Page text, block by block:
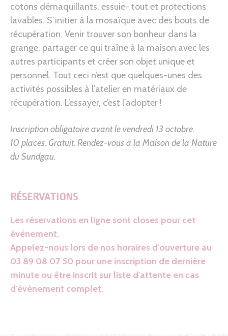
cotons démaquillants, essuie- tout et protections
lavables. S’initier à la mosaïque avec des bouts de
récupération. Venir trouver son bonheur dans la
grange, partager ce qui traîne à la maison avec les
autres participants et créer son objet unique et
personnel. Tout ceci n’est que quelques-unes des
activités possibles à l’atelier en matériaux de
récupération. L’essayer, c’est l’adopter !
Inscription obligatoire avant le vendredi 13 octobre.
10 places. Gratuit. Rendez-vous à la Maison de la Nature
du Sundgau.
RÉSERVATIONS
Les réservations en ligne sont closes pour cet
événement.
Appelez-nous lors de nos horaires d'ouverture au
03 89 08 07 50 pour une inscription de dernière
minute ou être inscrit sur liste d'attente en cas
d'évènement complet.